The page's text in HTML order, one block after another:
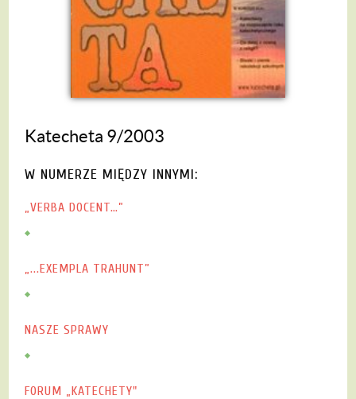
Katecheta 9/2003
W NUMERZE MIĘDZY INNYMI:
„VERBA DOCENT…”
„...EXEMPLA TRAHUNT”
NASZE SPRAWY
FORUM „KATECHETY"